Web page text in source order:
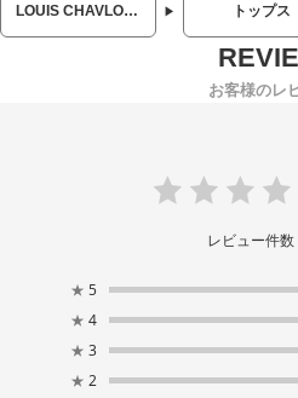
LOUIS CHAVLON (ルイシャブロン) トップス
お客様のレ
レビュー件
★ 5
★ 4
★ 3
★ 2